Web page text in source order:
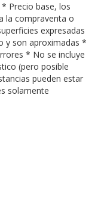
Precio base, los
la compraventa o
expresadas
y son aproximadas *
* No se incluye
(pero posible
pueden estar
solamente